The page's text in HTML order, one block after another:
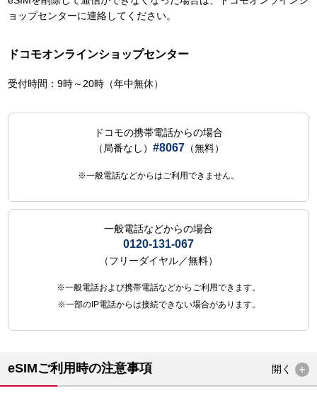
ョップセンターに連絡してください。
ドコモオンラインショップセンター
受付時間：9時～20時（年中無休）
ドコモの携帯電話からの場合
（局番なし） #8067（無料）
※一般電話などからはご利用できません。
一般電話などからの場合
0120-131-067
（フリーダイヤル／無料）
※一般電話および携帯電話などからご利用できます。
※一部のIP電話からは接続できない場合があります。
eSIMご利用時の注意事項 開く